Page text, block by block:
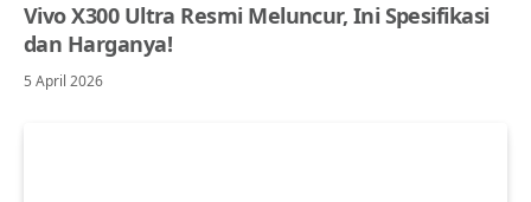
Vivo X300 Ultra Resmi Meluncur, Ini Spesifikasi
dan Harganya!
5 April 2026